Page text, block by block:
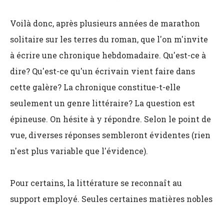
Voilà donc, après plusieurs années de marathon
solitaire sur les terres du roman, que l'on m'invite
à écrire une chronique hebdomadaire. Qu'est-ce à
dire? Qu'est-ce qu'un écrivain vient faire dans
cette galère? La chronique constitue-t-elle
seulement un genre littéraire? La question est
épineuse. On hésite à y répondre. Selon le point de
vue, diverses réponses sembleront évidentes (rien
n'est plus variable que l'évidence).
Pour certains, la littérature se reconnaît au
support employé. Seules certaines matières nobles